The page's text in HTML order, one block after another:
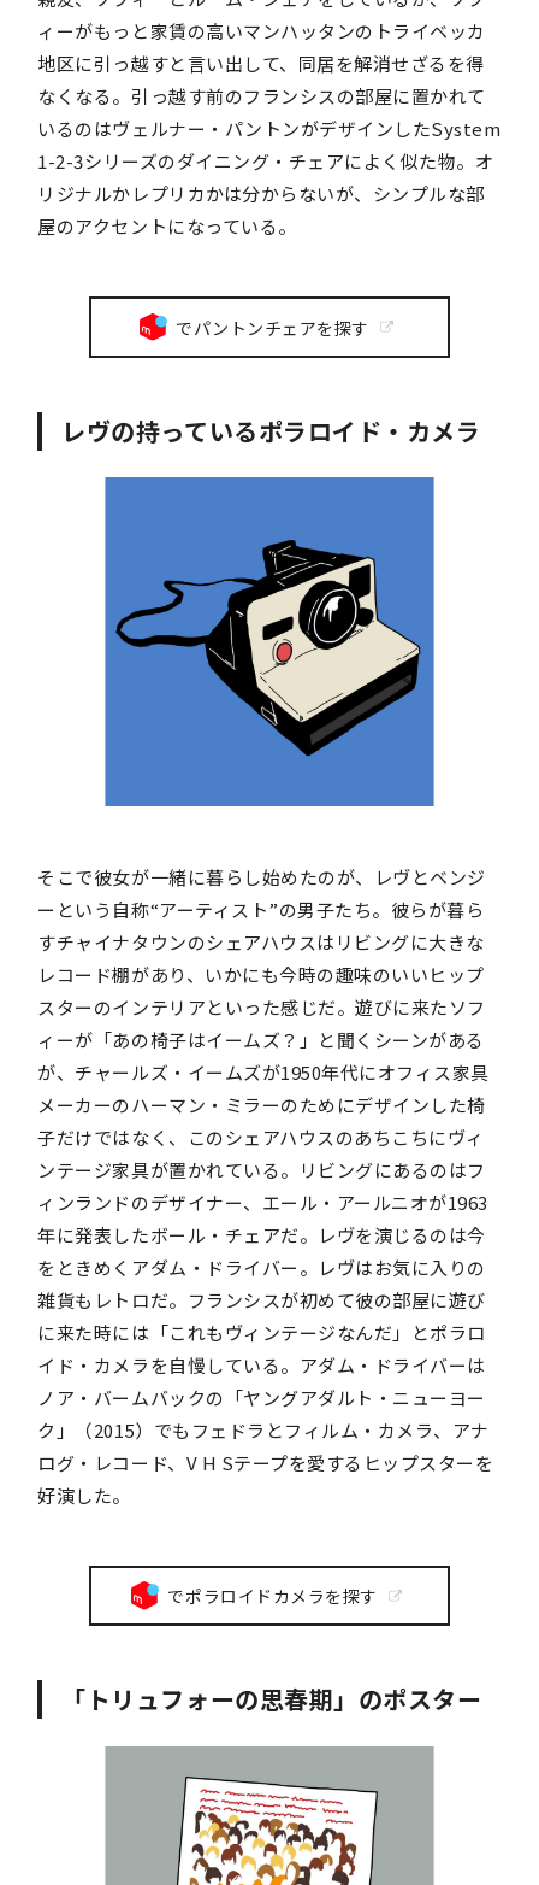
ィーがもっと家賃の高いマンハッタンのトライベッカ
地区に引っ越すと言い出して、同居を解消せざるを得
なくなる。引っ越す前のフランシスの部屋に置かれて
いるのはヴェルナー・パントンがデザインしたSystem
1-2-3シリーズのダイニング・チェアによく似た物。オ
リジナルかレプリカかは分からないが、シンプルな部
屋のアクセントになっている。
でパントンチェアを探す
レヴの持っているポラロイド・カメラ
そこで彼女が一緒に暮らし始めたのが、レヴとベンジ
ーという自称“アーティスト”の男子たち。彼らが暮ら
すチャイナタウンのシェアハウスはリビングに大きな
レコード棚があり、いかにも今時の趣味のいいヒップ
スターのインテリアといった感じだ。遊びに来たソフ
ィーが「あの椅子はイームズ？」と聞くシーンがある
が、チャールズ・イームズが1950年代にオフィス家具
メーカーのハーマン・ミラーのためにデザインした椅
子だけではなく、このシェアハウスのあちこちにヴィ
ンテージ家具が置かれている。リビングにあるのはフ
ィンランドのデザイナー、エール・アールニオが1963
年に発表したボール・チェアだ。レヴを演じるのは今
をときめくアダム・ドライバー。レヴはお気に入りの
雑貨もレトロだ。フランシスが初めて彼の部屋に遊び
に来た時には「これもヴィンテージなんだ」とポラロ
イド・カメラを自慢している。アダム・ドライバーは
ノア・バームバックの「ヤングアダルト・ニューヨー
ク」（2015）でもフェドラとフィルム・カメラ、アナ
ログ・レコード、V H Sテープを愛するヒップスターを
好演した。
でポラロイドカメラを探す
「トリュフォーの思春期」のポスター